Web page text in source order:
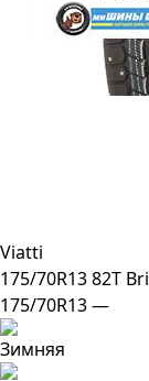
Viatti
175/70R13 82T
175/70R13 —